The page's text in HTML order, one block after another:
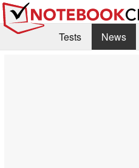
Tests News